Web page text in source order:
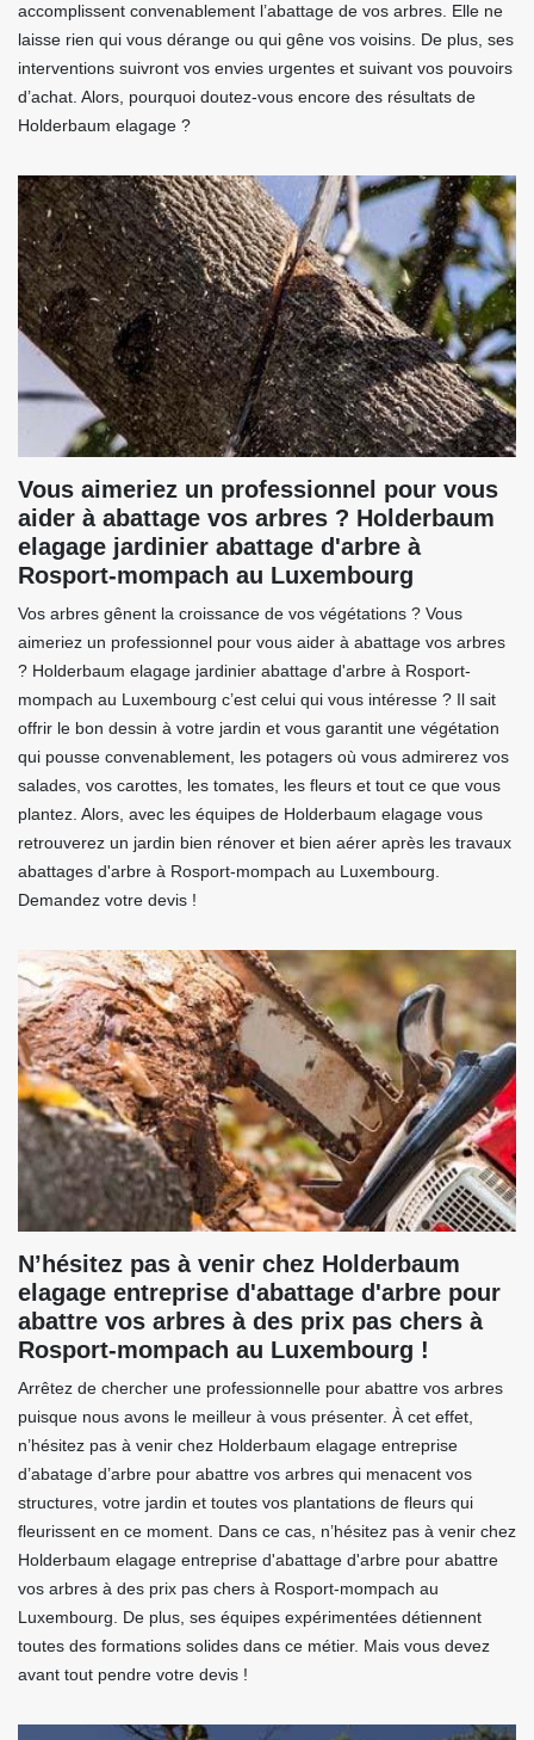
accomplissent convenablement l’abattage de vos arbres. Elle ne
laisse rien qui vous dérange ou qui gêne vos voisins. De plus, ses
interventions suivront vos envies urgentes et suivant vos pouvoirs
d’achat. Alors, pourquoi doutez-vous encore des résultats de
Holderbaum elagage ?
Vous aimeriez un professionnel pour vous
aider à abattage vos arbres ? Holderbaum
elagage jardinier abattage d'arbre à
Rosport-mompach au Luxembourg
Vos arbres gênent la croissance de vos végétations ? Vous
aimeriez un professionnel pour vous aider à abattage vos arbres
? Holderbaum elagage jardinier abattage d'arbre à Rosport-
mompach au Luxembourg c’est celui qui vous intéresse ? Il sait
offrir le bon dessin à votre jardin et vous garantit une végétation
qui pousse convenablement, les potagers où vous admirerez vos
salades, vos carottes, les tomates, les fleurs et tout ce que vous
plantez. Alors, avec les équipes de Holderbaum elagage vous
retrouverez un jardin bien rénover et bien aérer après les travaux
abattages d'arbre à Rosport-mompach au Luxembourg.
Demandez votre devis !
N’hésitez pas à venir chez Holderbaum
elagage entreprise d'abattage d'arbre pour
abattre vos arbres à des prix pas chers à
Rosport-mompach au Luxembourg !
Arrêtez de chercher une professionnelle pour abattre vos arbres
puisque nous avons le meilleur à vous présenter. À cet effet,
n’hésitez pas à venir chez Holderbaum elagage entreprise
d’abatage d’arbre pour abattre vos arbres qui menacent vos
structures, votre jardin et toutes vos plantations de fleurs qui
fleurissent en ce moment. Dans ce cas, n’hésitez pas à venir chez
Holderbaum elagage entreprise d'abattage d'arbre pour abattre
vos arbres à des prix pas chers à Rosport-mompach au
Luxembourg. De plus, ses équipes expérimentées détiennent
toutes des formations solides dans ce métier. Mais vous devez
avant tout pendre votre devis !